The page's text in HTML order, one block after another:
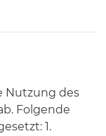
Nutzung des
Folgende
1.